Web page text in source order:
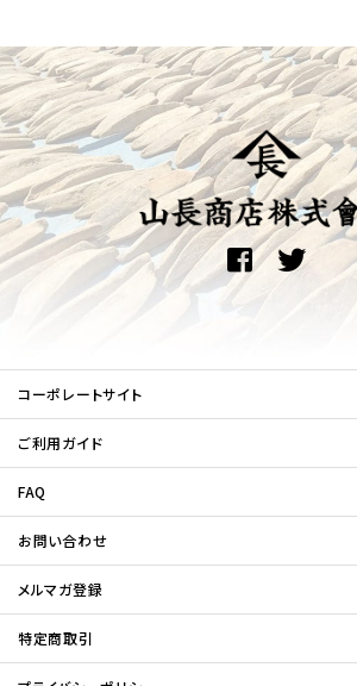
コーポレートサイト
ご利用ガイド
FAQ
お問い合わせ
メルマガ登録
特定商取引